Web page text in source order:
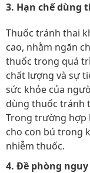
3. Hạn chế dùng
Thuốc tránh thai
cao, nhằm ngăn
thuốc trong quá
chất lượng và sự
sức khỏe của
dùng thuốc tránh
Trong trường hợp
cho con bú trong
nhiễm thuốc.
4. Đề phòng